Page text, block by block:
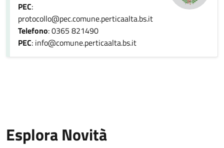
PEC:
protocollo@pec.comune.perticaalta.bs.it
Telefono: 0365 821490
PEC: info@comune.perticaalta.bs.it
Esplora Novità